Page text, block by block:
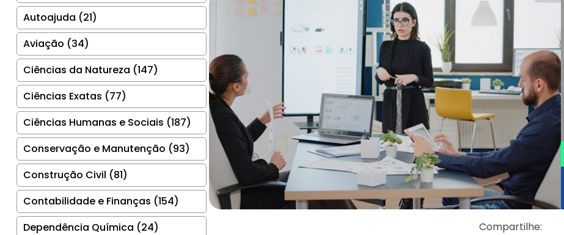
Autoajuda (21)
Aviação (34)
Ciências da Natureza (147)
Ciências Exatas (77)
Ciências Humanas e Sociais (187)
Conservação e Manutenção (93)
Construção Civil (81)
Contabilidade e Finanças (154)
Dependência Química (24)
Compartilhe: